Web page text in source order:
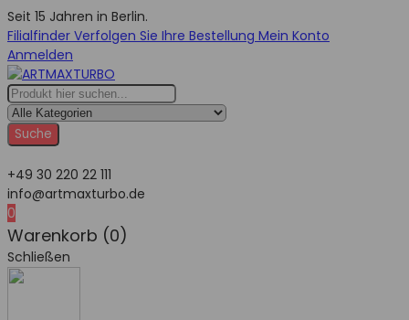
Seit 15 Jahren in Berlin.
Filialfinder Verfolgen Sie Ihre Bestellung Mein Konto
Anmelden
Suche
+49 30 220 22 111
info@artmaxturbo.de
0
Warenkorb (0)
Schließen